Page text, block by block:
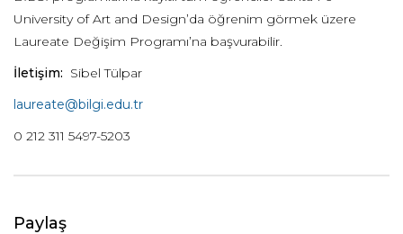
University of Art and Design’da öğrenim görmek üzere
Laureate Değişim Programı’na başvurabilir.
İletişim: Sibel Tülpar
laureate@bilgi.edu.tr
0 212 311 5497-5203
Paylaş